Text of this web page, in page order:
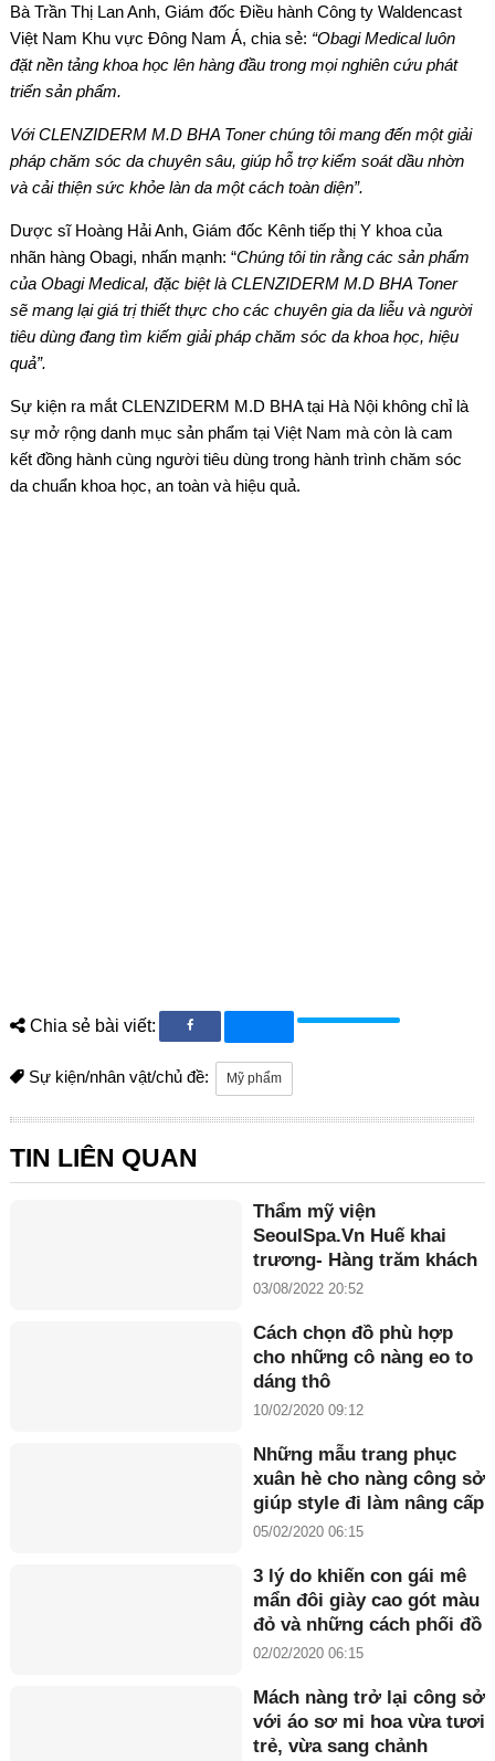
Bà Trần Thị Lan Anh, Giám đốc Điều hành Công ty Waldencast
Việt Nam Khu vực Đông Nam Á, chia sẻ: “Obagi Medical luôn
đặt nền tảng khoa học lên hàng đầu trong mọi nghiên cứu phát
triển sản phẩm.
Với CLENZIDERM M.D BHA Toner chúng tôi mang đến một giải
pháp chăm sóc da chuyên sâu, giúp hỗ trợ kiểm soát dầu nhờn
và cải thiện sức khỏe làn da một cách toàn diện”.
Dược sĩ Hoàng Hải Anh, Giám đốc Kênh tiếp thị Y khoa của
nhãn hàng Obagi, nhấn mạnh: “Chúng tôi tin rằng các sản phẩm
của Obagi Medical, đặc biệt là CLENZIDERM M.D BHA Toner
sẽ mang lại giá trị thiết thực cho các chuyên gia da liễu và người
tiêu dùng đang tìm kiếm giải pháp chăm sóc da khoa học, hiệu
quả”.
Sự kiện ra mắt CLENZIDERM M.D BHA tại Hà Nội không chỉ là
sự mở rộng danh mục sản phẩm tại Việt Nam mà còn là cam
kết đồng hành cùng người tiêu dùng trong hành trình chăm sóc
da chuẩn khoa học, an toàn và hiệu quả.
Chia sẻ bài viết:
Sự kiện/nhân vật/chủ đề: Mỹ phẩm
TIN LIÊN QUAN
Thẩm mỹ viện
SeoulSpa.Vn Huế khai
trương- Hàng trăm khách
hàng có mặt từ rất sớm
03/08/2022 20:52
Cách chọn đồ phù hợp
cho những cô nàng eo to
dáng thô
10/02/2020 09:12
Những mẫu trang phục
xuân hè cho nàng công sở
giúp style đi làm nâng cấp
ngoạn mục
05/02/2020 06:15
3 lý do khiến con gái mê
mẩn đôi giày cao gót màu
đỏ và những cách phối đồ
'đỉnh' nhất
02/02/2020 06:15
Mách nàng trở lại công sở
với áo sơ mi hoa vừa tươi
trẻ, vừa sang chảnh